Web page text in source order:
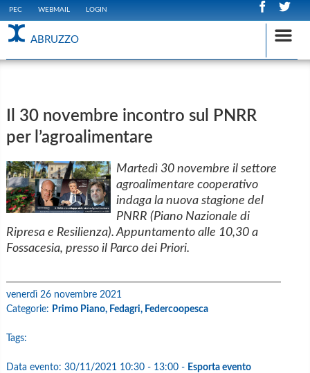
PEC WEBMAIL LOGIN
ABRUZZO
Il 30 novembre incontro sul PNRR
per l’agroalimentare
Martedì 30 novembre il settore
agroalimentare cooperativo
indaga la nuova stagione del
PNRR (Piano Nazionale di
Ripresa e Resilienza). Appuntamento alle 10,30 a
Fossacesia, presso il Parco dei Priori.
venerdì 26 novembre 2021
Categorie: Primo Piano, Fedagri, Federcoopesca
Tags:
Data evento: 30/11/2021 10:30 - 13:00- Esporta evento